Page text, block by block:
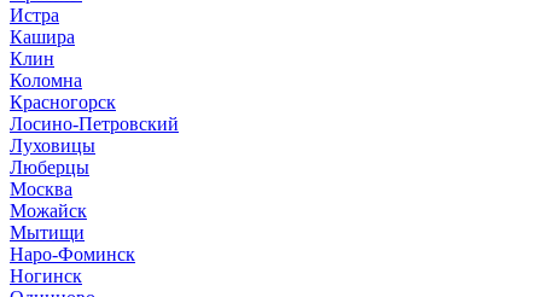
Истра
Кашира
Клин
Коломна
Красногорск
Лосино-Петровский
Луховицы
Люберцы
Москва
Можайск
Мытищи
Наро-Фоминск
Ногинск